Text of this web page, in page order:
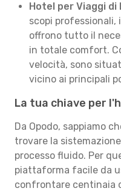
Hotel per Viaggi di
scopi
offrono tutto il
in totale comfort.
velocità, sono
vicino ai principali
La tua chiave per
Da Opodo, sappiamo
trovare la
processo fluido. Per
piattaforma facile da
confrontare centinaia